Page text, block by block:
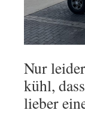
Nur
kühl,
lieber